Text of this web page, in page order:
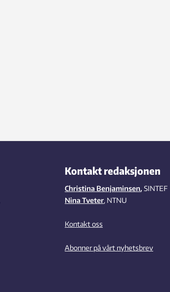
Kontakt redaksjonen
Christina Benjaminsen, SINTEF
Nina Tveter, NTNU
Kontakt oss
Abonner på vårt nyhetsbrev